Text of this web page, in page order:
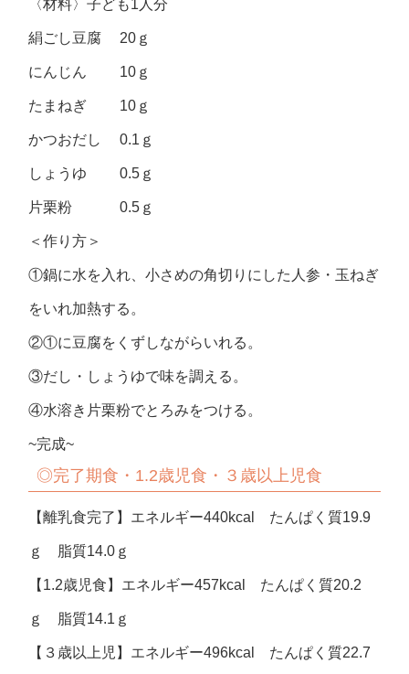
〈材料〉子ども1人分
絹ごし豆腐 20ｇ
にんじん 10ｇ
たまねぎ 10ｇ
かつおだし 0.1ｇ
しょうゆ 0.5ｇ
片栗粉 0.5ｇ
＜作り方＞
①鍋に水を入れ、小さめの角切りにした人参・玉ねぎ
をいれ加熱する。
②①に豆腐をくずしながらいれる。
③だし・しょうゆで味を調える。
④水溶き片栗粉でとろみをつける。
~完成~
◎完了期食・1.2歳児食・３歳以上児食
【離乳食完了】エネルギー440kcal たんぱく質19.9
ｇ 脂質14.0ｇ
【1.2歳児食】エネルギー457kcal たんぱく質20.2
ｇ 脂質14.1ｇ
【３歳以上児】エネルギー496kcal たんぱく質22.7